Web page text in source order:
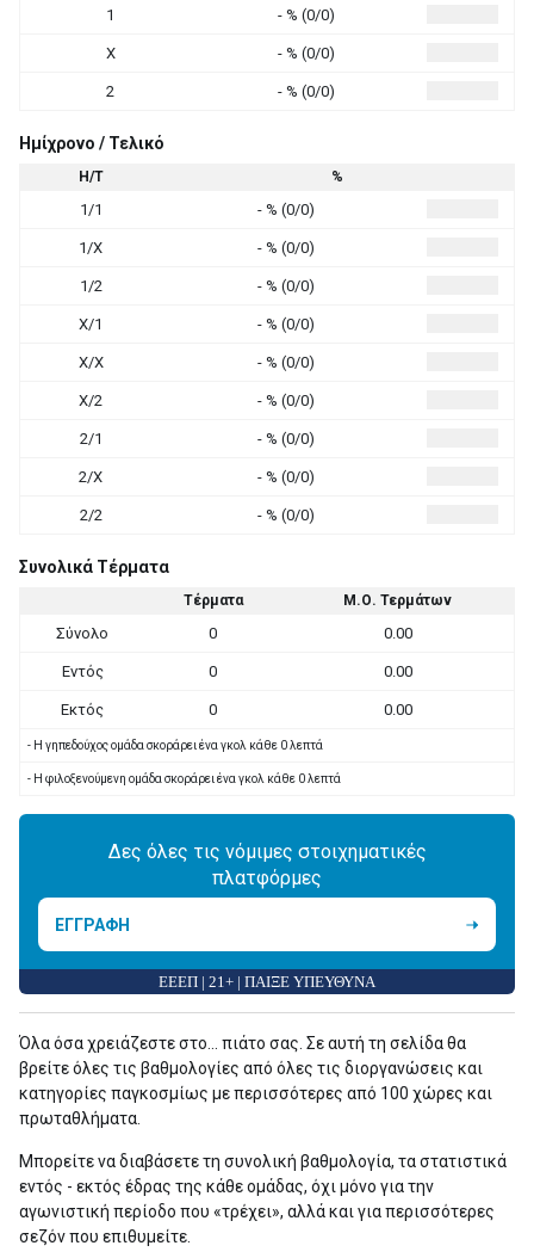
1 - % (0/0)
X - % (0/0)
2 - % (0/0)
Ημίχρονο / Τελικό
Η/Τ %
1/1 - % (0/0)
1/X - % (0/0)
1/2 - % (0/0)
X/1 - % (0/0)
X/X - % (0/0)
X/2 - % (0/0)
2/1 - % (0/0)
2/X - % (0/0)
2/2 - % (0/0)
Συνολικά Τέρματα
Τέρματα Μ.Ο. Τερμάτων
Σύνολο 0 0.00
Εντός 0 0.00
Εκτός 0 0.00
- Η γηπεδούχος ομάδα σκοράρει ένα γκολ κάθε 0 λεπτά
- Η φιλοξενούμενη ομάδα σκοράρει ένα γκολ κάθε 0 λεπτά
Δες όλες τις νόμιμες στοιχηματικές
πλατφόρμες
ΕΓΓΡΑΦΗ
ΕΕΕΠ | 21+ | ΠΑΙΞΕ ΥΠΕΥΘΥΝΑ
Όλα όσα χρειάζεστε στο... πιάτο σας. Σε αυτή τη σελίδα θα
βρείτε όλες τις βαθμολογίες από όλες τις διοργανώσεις και
κατηγορίες παγκοσμίως με περισσότερες από 100 χώρες και
πρωταθλήματα.
Μπορείτε να διαβάσετε τη συνολική βαθμολογία, τα στατιστικά
εντός - εκτός έδρας της κάθε ομάδας, όχι μόνο για την
αγωνιστική περίοδο που «τρέχει», αλλά και για περισσότερες
σεζόν που επιθυμείτε.